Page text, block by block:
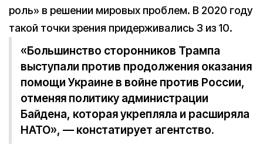
роль» в решении мировых проблем. В 2020 году
такой точки зрения придерживались 3 из 10.
«Большинство сторонников Трампа
выступали против продолжения оказания
помощи Украине в войне против России,
отменяя политику администрации
Байдена, которая укрепляла и расширяла
НАТО», — констатирует агентство.